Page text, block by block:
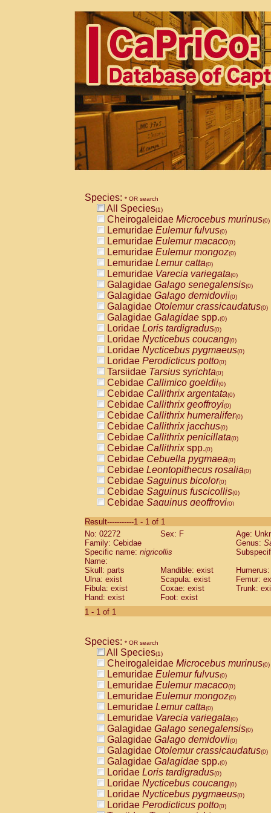
Species: * OR search
All Species(1)
Cheirogaleidae Microcebus murinus(0)
Lemuridae Eulemur fulvus(0)
Lemuridae Eulemur macaco(0)
Lemuridae Eulemur mongoz(0)
Lemuridae Lemur catta(0)
Lemuridae Varecia variegata(0)
Galagidae Galago senegalensis(0)
Galagidae Galago demidovii(0)
Galagidae Otolemur crassicaudatus(0)
Galagidae Galagidae spp.(0)
Loridae Loris tardigradus(0)
Loridae Nycticebus coucang(0)
Loridae Nycticebus pygmaeus(0)
Loridae Perodicticus potto(0)
Tarsiidae Tarsius syrichta(0)
Cebidae Callimico goeldii(0)
Cebidae Callithrix argentata(0)
Cebidae Callithrix geoffroyi(0)
Cebidae Callithrix humeralifer(0)
Cebidae Callithrix jacchus(0)
Cebidae Callithrix penicillata(0)
Cebidae Callithrixspp.(0)
Cebidae Cebuella pygmaea(0)
Cebidae Leontopithecus rosalia(0)
Cebidae Saguinus bicolor(0)
Cebidae Saguinus fuscicollis(0)
Cebidae Saguinus geoffroyi(0)
CebidaeSaguinus labiatus(0)
Cebidae Saguinus leucopus (0)
Cebidae
CebidaeSaguinus mystax
Cebidae Saguinus nigricollis (1)
Cebidae Saguinus oedipus
Cebidae Saguinus weddelli
Cebidae Saguinusspp.
Cebidae
CebidaeCebus capucinus
CebidaeCebus nigrivittatus
CebidaeCebus spp.(0)
CebidaeSaimiri boliviensis(0)
CebidaeSaimiri sciureus(0)
AtelidaeAlouatta caraya(0)
AtelidaeAlouatta fusca(0)
AtelidaeAlouatta seniculus(0)
AtelidaeAlouattaspp.(0)
AtelidaeAteles belzebuth(0)
AtelidaeAteles geoffroyi(0)
AtelidaeAteles paniscus(0)
AtelidaeAtelesspp.(0)
AtelidaeLagothrix lagothricha(0)
AtelidaeLagothrix lagothricha cana
PitheciidaeCacajao calvus
Result-----------1 - 1 of 1
No: 02272
Sex: F
Age:
Family: Cebidae
Genus:
Specific name: nigricollis
Name:
Skull: parts
Mandible: exist
Ulna: exist
Scapula: exist
Femur:
Fibula: exist
Coxae: exist
Trunk:
Hand: exist
Foot: exist
1 - 1 of 1
Species: * OR search
All Species(1)
Cheirogaleidae Microcebus murinus(0)
Lemuridae Eulemur fulvus(0)
Lemuridae Eulemur macaco(0)
Lemuridae Eulemur mongoz(0)
Lemuridae Lemur catta(0)
Lemuridae Varecia variegata(0)
Galagidae Galago senegalensis(0)
Galagidae Galago demidovii(0)
Galagidae Otolemur crassicaudatus(0)
Galagidae Galagidae spp.(0)
Loridae Loris tardigradus(0)
Loridae Nycticebus coucang(0)
Loridae Nycticebus pygmaeus(0)
Loridae Perodicticus potto(0)